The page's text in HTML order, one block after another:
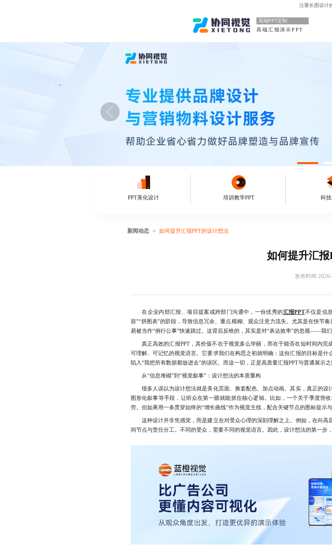
注重长图设计
高端PPT定制
高端汇报演示PPT
PPT美化设计 培训教学PPT 科
新闻动态 如何提升汇报PPT的设计想法
如何提升汇
发布时间
在企业内部汇报、项目提案或跨部门沟通中，一份优秀的汇报PPT不仅是信
容”“拼图表”的阶段，导致信息冗余、重点模糊、观众注意力流失。尤其是在快节
易被当作“例行公事”快速跳过。这背后反映的，其实是对“表达效率”的忽视——我
真正高效的汇报PPT，其价值不在于视觉多么华丽，而在于能否在短时间内完
可理解、可记忆的视觉语言。它要求我们在构思之初就明确：这份汇报的目标是
陷入“我把所有数据都放进去”的误区。而这一切，正是高质量汇报PPT与普通展示之
从“信息堆砌”到“视觉叙事”：设计想法的本质重构
很多人误以为设计想法就是美化页面、换套配色、加点动画。其实，真正的设
图形化叙事等手段，让听众在第一眼就能抓住核心逻辑。比如，一个关于季度营
劳。但如果用一条贯穿始终的“增长曲线”作为视觉主线，配合关键节点的图标提示
这种设计并非凭感觉，而是建立在对受众心理的深刻理解之上。例如，在向高
间节点与责任分工。不同的受众，需要不同的视觉语言。因此，设计想法的第一步